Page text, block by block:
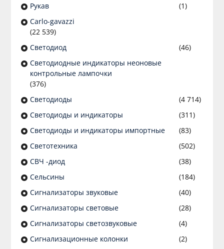
Рукав
(1)
Сarlo-gavazzi
(22 539)
Светодиод
(46)
Светодиодные индикаторы неоновые
контрольные лампочки
(376)
Светодиоды
(4 714)
Светодиоды и индикаторы
(311)
Светодиоды и индикаторы импортные
(83)
Светотехника
(502)
СВЧ -диод
(38)
Сельсины
(184)
Сигнализаторы звуковые
(40)
Сигнализаторы световые
(28)
Сигнализаторы светозвуковые
(4)
Сигнализационные колонки
(2)